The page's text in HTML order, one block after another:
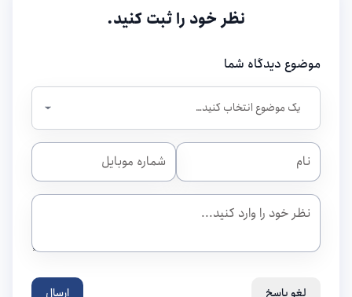
نظر خود را ثبت کنید.
موضوع دیدگاه شما
لغو پاسخ ارسال